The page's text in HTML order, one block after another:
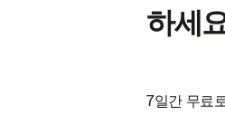
하세
7일간 무료